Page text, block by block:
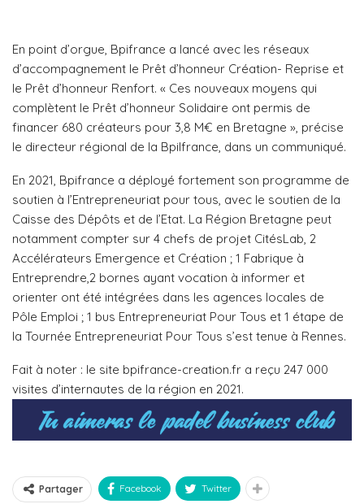
En point d’orgue, Bpifrance a lancé avec les réseaux
d’accompagnement le Prêt d’honneur Création- Reprise et
le Prêt d’honneur Renfort. « Ces nouveaux moyens qui
complètent le Prêt d’honneur Solidaire ont permis de
financer 680 créateurs pour 3,8 M€ en Bretagne », précise
le directeur régional de la BpiIfrance, dans un communiqué.
En 2021, Bpifrance a déployé fortement son programme de
soutien à l’Entrepreneuriat pour tous, avec le soutien de la
Caisse des Dépôts et de l’Etat. La Région Bretagne peut
notamment compter sur 4 chefs de projet CitésLab, 2
Accélérateurs Emergence et Création ; 1 Fabrique à
Entreprendre,2 bornes ayant vocation à informer et
orienter ont été intégrées dans les agences locales de
Pôle Emploi ; 1 bus Entrepreneuriat Pour Tous et 1 étape de
la Tournée Entrepreneuriat Pour Tous s’est tenue à Rennes.
Fait à noter : le site bpifrance-creation.fr a reçu 247 000
visites d’internautes de la région en 2021.
Partager Facebook Twitter